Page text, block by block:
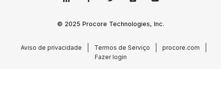
© 2025 Procore Technologies, Inc.
Aviso de privacidade Termos de Serviço
procore.com
Fazer login